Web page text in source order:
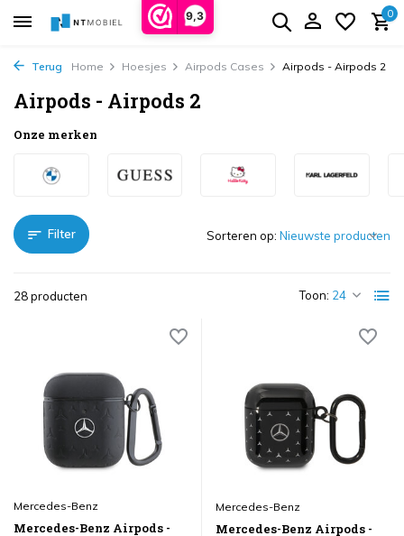
9,3 0
Terug Home Hoesjes Airpods Cases Airpods - Airpods 2
Airpods - Airpods 2
Onze merken
Filter
28 producten Toon:
Sorteren op:
Mercedes-Benz
Mercedes-Benz Airpods -
Mercedes-Benz
Mercedes-Benz Airpods -